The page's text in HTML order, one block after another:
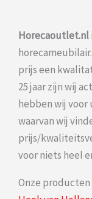
Horecaoutlet.nl
prijs een
25 jaar zijn wij
hebben wij voor
waarvan wij
prijs/
voor niets heel
Onze